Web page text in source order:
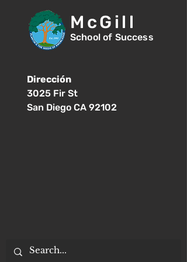
McGill
School of Success
Dirección
3025 Fir St
San Diego CA 92102